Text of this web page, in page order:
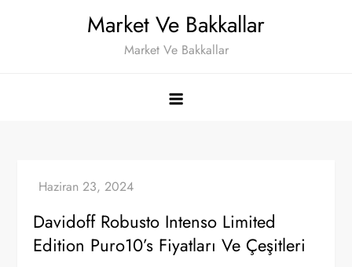
Market Ve Bakkallar
Market Ve Bakkallar
Davidoff Robusto Intenso Limited
Edition Puro10’s Fiyatları Ve Çeşitleri